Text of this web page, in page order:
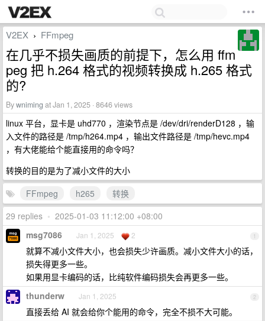
V2EX › FFmpeg
在几乎不损失画质的前提下，怎么用 ffm
peg 把 h.264 格式的视频转换成 h.265 格式
的?
Bywniming at Jan 1, 2025 · 8646 views
linux 平台，显卡是 uhd770 ，渲染节点是 /dev/dri/renderD128 ，输
入文件的路径是 /tmp/h264.mp4 ，输出文件路径是 /tmp/hevc.mp4
，有大佬能给个能直接用的命令吗？
转换的目的是为了减小文件的大小
FFmpeg
h265
转换
29 replies • 2025-01-03 11:12:00 +08:00
1
msg7086 Jan 1, 2025 2
就算不减小文件大小，也会损失少许画质。减小文件大小的话，
损失得更多一些。
如果用显卡编码的话，比纯软件编码损失会再更多一些。
2
thunderw Jan 1, 2025
直接丢给 AI 就会给你个能用的命令，完全不损不大可能。